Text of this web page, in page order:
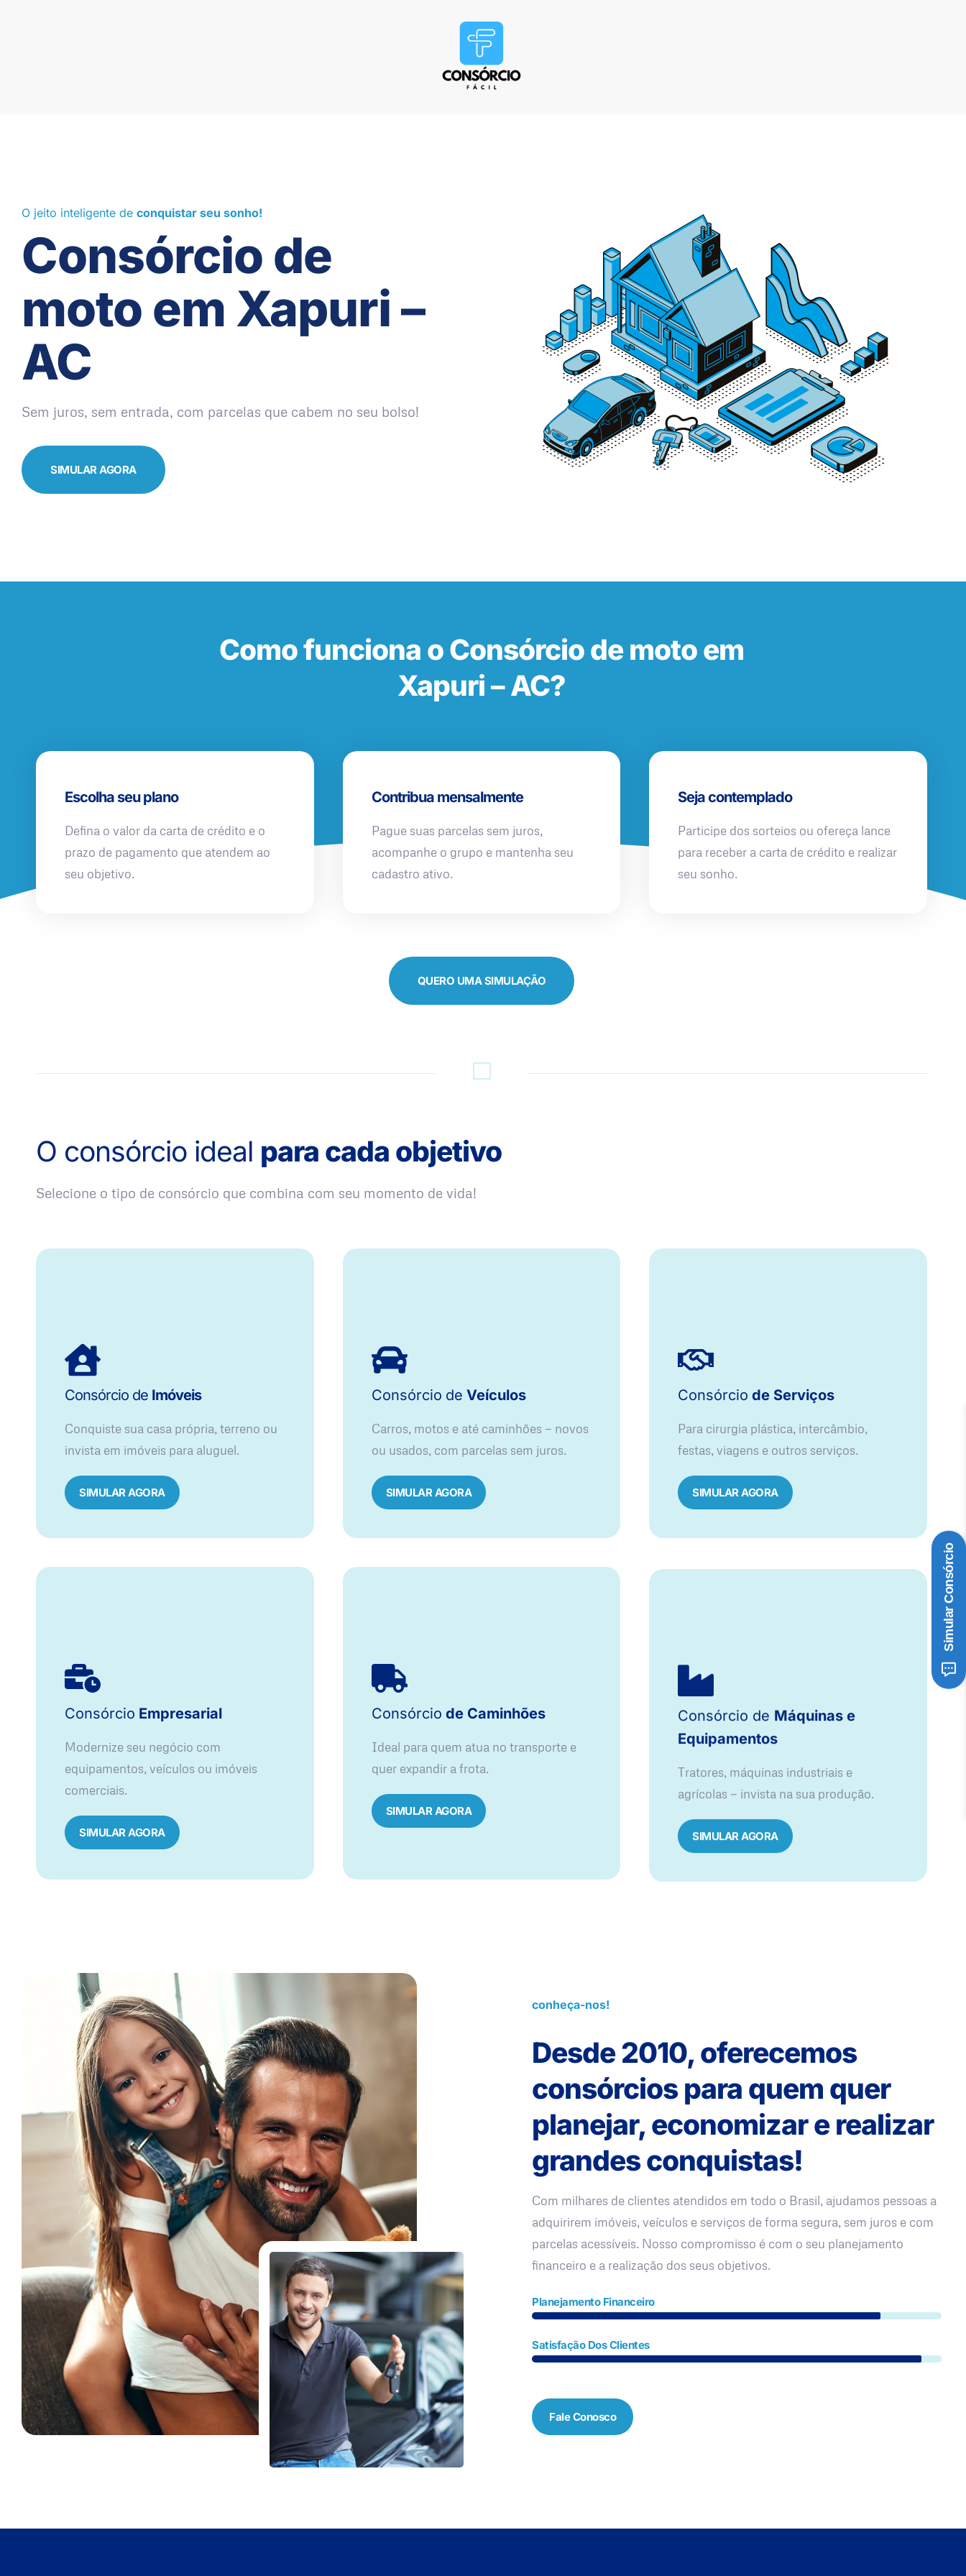
O jeito inteligente de conquistar seu sonho!
Consórcio de
moto em Xapuri –
AC
Sem juros, sem entrada, com parcelas que cabem no seu bolso!
SIMULAR AGORA
Como funciona o Consórcio de moto em
Xapuri – AC?
Escolha seu plano
Defina o valor da carta de crédito e o
prazo de pagamento que atendem ao
seu objetivo.
Contribua mensalmente
Pague suas parcelas sem juros,
acompanhe o grupo e mantenha seu
cadastro ativo.
Seja contemplado
Participe dos sorteios ou ofereça lance
para receber a carta de crédito e realizar
seu sonho.
QUERO UMA SIMULAÇÃO
O consórcio ideal para cada objetivo
Selecione o tipo de consórcio que combina com seu momento de vida!
Consórcio de Imóveis
Conquiste sua casa própria, terreno ou
invista em imóveis para aluguel.
SIMULAR AGORA​
Consórcio de Veículos
Carros, motos e até caminhões — novos
ou usados, com parcelas sem juros.
SIMULAR AGORA
Consórcio de Serviços
Para cirurgia plástica, intercâmbio,
festas, viagens e outros serviços.
SIMULAR AGORA
Consórcio Empresarial
Modernize seu negócio com
equipamentos, veículos ou imóveis
comerciais.
SIMULAR AGORA
Consórcio de Caminhões
Ideal para quem atua no transporte e
quer expandir a frota.
SIMULAR AGORA
Consórcio de Máquinas e
Equipamentos
Tratores, máquinas industriais e
agrícolas — invista na sua produção.
SIMULAR AGORA
conheça-nos!
Desde 2010, oferecemos
consórcios para quem quer
planejar, economizar e realizar
grandes conquistas!
Com milhares de clientes atendidos em todo o Brasil, ajudamos pessoas a
adquirirem imóveis, veículos e serviços de forma segura, sem juros e com
parcelas acessíveis. Nosso compromisso é com o seu planejamento
financeiro e a realização dos seus objetivos.
Planejamento Financeiro
Satisfação Dos Clientes
Fale Conosco
Simular Consórcio